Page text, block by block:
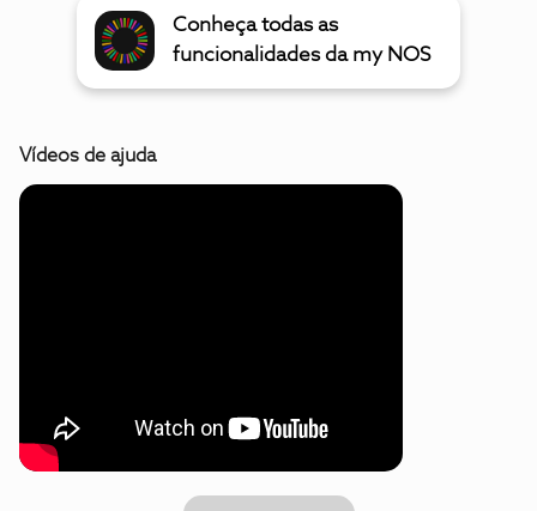
Conheça todas as
funcionalidades da my NOS
Vídeos de ajuda